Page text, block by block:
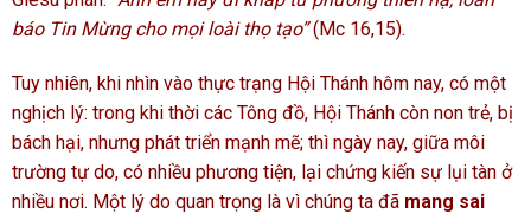
báo Tin Mừng cho mọi loài thọ tạo”(Mc 16,15).
Tuy nhiên, khi nhìn vào thực trạng Hội Thánh hôm nay, có một
nghịch lý: trong khi thời các Tông đồ, Hội Thánh còn non trẻ, bị
bách hại, nhưng phát triển mạnh mẽ; thì ngày nay, giữa môi
trường tự do, có nhiều phương tiện, lại chứng kiến sự lụi tàn ở
nhiều nơi. Một lý do quan trọng là vì chúng ta đã mang sai